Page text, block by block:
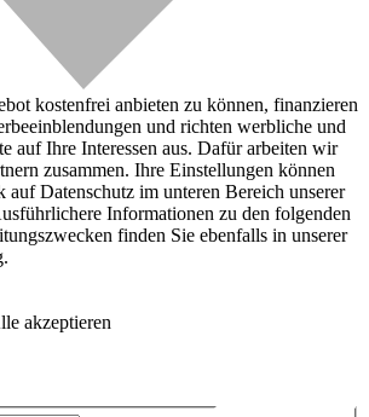
kostenfrei anbieten zu können, finanzieren
und richten werbliche und
auf Ihre Interessen aus. Dafür arbeiten wir
zusammen. Ihre Einstellungen können
Datenschutz im unteren Bereich unserer
Informationen zu den folgenden
finden Sie ebenfalls in unserer
akzeptieren